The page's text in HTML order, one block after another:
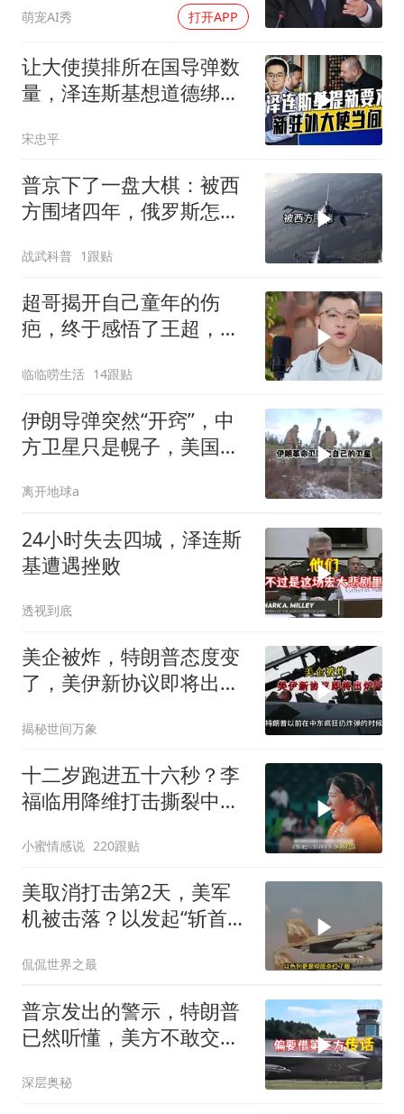
萌宠AI秀 打开APP
让大使摸排所在国导弹数
量，泽连斯基想道德绑架
宋忠平
普京下了一盘大棋：被西
方围堵四年，俄罗斯怎么
战武科普 1跟贴
超哥揭开自己童年的伤
疤，终于感悟了王超，他
临临唠生活 14跟贴
伊朗导弹突然“开窍”，中
方卫星只是幌子，美国真
离开地球a
24小时失去四城，泽连斯
基遭遇挫败
透视到底
美企被炸，特朗普态度变
了，美伊新协议即将出
揭秘世间万象
十二岁跑进五十六秒？李
福临用降维打击撕裂中国
小蜜情感说 220跟贴
美取消打击第2天，美军
机被击落？以发起“斩首行
侃侃世界之最
普京发出的警示，特朗普
已然听懂，美方不敢交出
深层奥秘